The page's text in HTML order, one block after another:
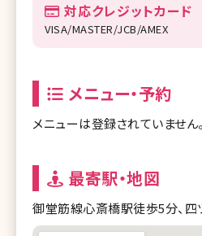
対応クレジットカード
VISA/MASTER/JCB/AMEX
メニュー・予約
メニューは登録されていません。
最寄駅・地図
御堂筋線心斎橋駅徒歩5分、